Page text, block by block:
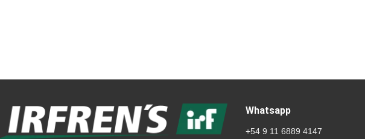
Whatsapp
+54 9 11 6889 4147